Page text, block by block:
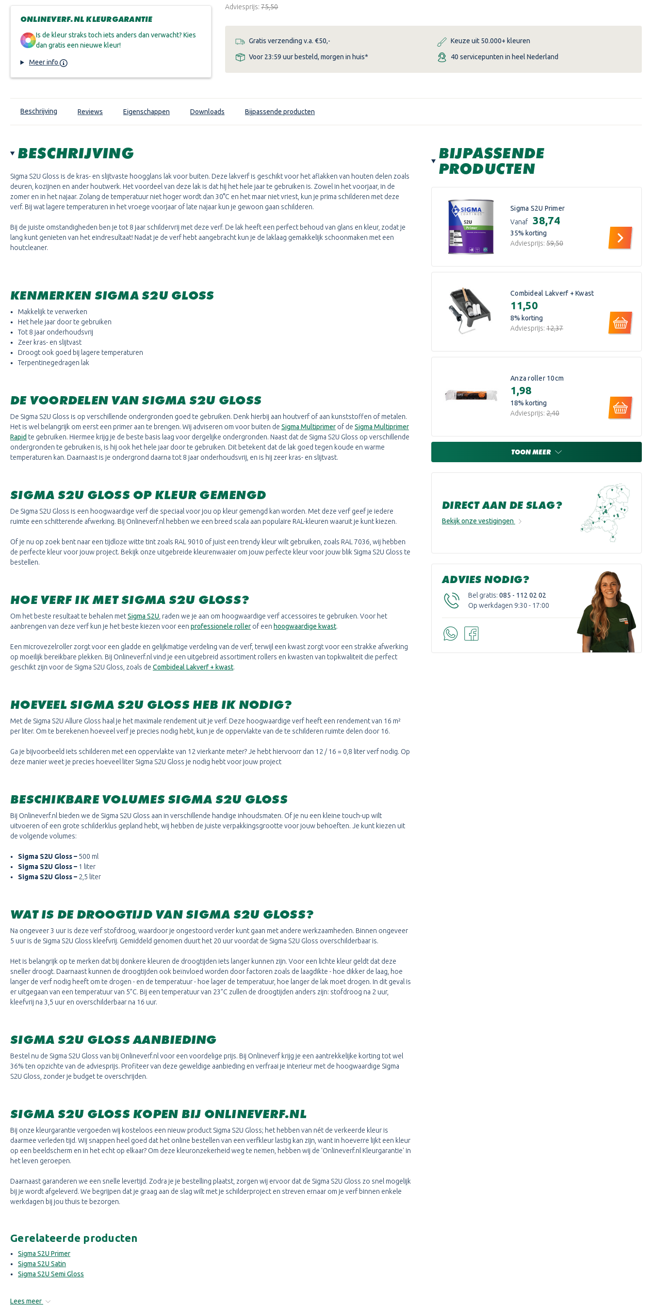
ONLINEVERF.NL KLEURGARANTIE
Is de kleur straks toch iets anders dan verwacht? Kies
dan gratis een nieuwe kleur!
Meer info
Adviesprijs:€75,50
Gratis verzending v.a. €50,-
Voor 23:59 uur besteld, morgen in huis*
Keuze uit 50.000+ kleuren
40 servicepunten in heel Nederland
Beschrijving Reviews Eigenschappen Downloads Bijpassende producten
BESCHRIJVING
Sigma S2U Gloss is de kras- en slijtvaste hoogglans lak voor buiten. Deze lakverf is geschikt voor het aflakken van houten delen zoals
deuren, kozijnen en ander houtwerk. Het voordeel van deze lak is dat hij het hele jaar te gebruiken is. Zowel in het voorjaar, in de
zomer en in het najaar. Zolang de temperatuur niet hoger wordt dan 30°C en het maar niet vriest, kun je prima schilderen met deze
verf. Bij wat lagere temperaturen in het vroege voorjaar of late najaar kun je gewoon gaan schilderen.
Bij de juiste omstandigheden ben je tot 8 jaar schildervrij met deze verf. De lak heeft een perfect behoud van glans en kleur, zodat je
lang kunt genieten van het eindresultaat! Nadat je de verf hebt aangebracht kun je de laklaag gemakkelijk schoonmaken met een
houtcleaner.
KENMERKEN SIGMA S2U GLOSS
Makkelijk te verwerken
Het hele jaar door te gebruiken
Tot 8 jaar onderhoudsvrij
Zeer kras- en slijtvast
Droogt ook goed bij lagere temperaturen
Terpentinegedragen lak
DE VOORDELEN VAN SIGMA S2U GLOSS
De Sigma S2U Gloss is op verschillende ondergronden goed te gebruiken. Denk hierbij aan houtverf of aan kunststoffen of metalen.
Het is wel belangrijk om eerst een primer aan te brengen. Wij adviseren om voor buiten de Sigma Multiprimer of de Sigma Multiprimer
Rapid te gebruiken. Hiermee krijg je de beste basis laag voor dergelijke ondergronden. Naast dat de Sigma S2U Gloss op verschillende
ondergronden te gebruiken is, is hij ook het hele jaar door te gebruiken. Dit betekent dat de lak goed tegen koude en warme
temperaturen kan. Daarnaast is je ondergrond daarna tot 8 jaar onderhoudsvrij, en is hij zeer kras- en slijtvast.
SIGMA S2U GLOSS OP KLEUR GEMENGD
De Sigma S2U Gloss is een hoogwaardige verf die speciaal voor jou op kleur gemengd kan worden. Met deze verf geef je iedere
ruimte een schitterende afwerking. Bij Onlineverf.nl hebben we een breed scala aan populaire RAL-kleuren waaruit je kunt kiezen.
Of je nu op zoek bent naar een tijdloze witte tint zoals RAL 9010 of juist een trendy kleur wilt gebruiken, zoals RAL 7036, wij hebben
de perfecte kleur voor jouw project. Bekijk onze uitgebreide kleurenwaaier om jouw perfecte kleur voor jouw blik Sigma S2U Gloss te
bestellen.
HOE VERF IK MET SIGMA S2U GLOSS?
Om het beste resultaat te behalen metSigma S2U , raden we je aan om hoogwaardige verf accessoires te gebruiken. Voor het
aanbrengen van deze verf kun je het beste kiezen voor een professionele roller of een hoogwaardige kwast.
Een microvezelroller zorgt voor een gladde en gelijkmatige verdeling van de verf, terwijl een kwast zorgt voor een strakke afwerking
op moeilijk bereikbare plekken. Bij Onlineverf.nl vind je een uitgebreid assortiment rollers en kwasten van topkwaliteit die perfect
geschikt zijn voor de Sigma S2U Gloss, zoals de Combideal Lakverf + kwast.
HOEVEEL SIGMA S2U GLOSS HEB IK NODIG?
Met de Sigma S2U Allure Gloss haal je het maximale rendement uit je verf. Deze hoogwaardige verf heeft een rendement van 16 m²
per liter. Om te berekenen hoeveel verf je precies nodig hebt, kun je de oppervlakte van de te schilderen ruimte delen door 16.
Ga je bijvoorbeeld iets schilderen met een oppervlakte van 12 vierkante meter? Je hebt hiervoorr dan 12 / 16 = 0,8 liter verf nodig. Op
deze manier weet je precies hoeveel liter Sigma S2U Gloss je nodig hebt voor jouw project
BESCHIKBARE VOLUMES SIGMA S2U GLOSS
Bij Onlineverf.nl bieden we de Sigma S2U Gloss aan in verschillende handige inhoudsmaten. Of je nu een kleine touch-up wilt
uitvoeren of een grote schilderklus gepland hebt, wij hebben de juiste verpakkingsgrootte voor jouw behoeften. Je kunt kiezen uit
de volgende volumes:
Sigma S2U Gloss– 500 ml
Sigma S2U Gloss– 1 liter
Sigma S2U Gloss– 2,5 liter
WAT IS DE DROOGTIJD VAN SIGMA S2U GLOSS?
Na ongeveer 3 uur is deze verf stofdroog, waardoor je ongestoord verder kunt gaan met andere werkzaamheden. Binnen ongeveer
5 uur is de Sigma S2U Gloss kleefvrij. Gemiddeld genomen duurt het 20 uur voordat de Sigma S2U Gloss overschilderbaar is.
Het is belangrijk op te merken dat bij donkere kleuren de droogtijden iets langer kunnen zijn. Voor een lichte kleur geldt dat deze
sneller droogt. Daarnaast kunnen de droogtijden ook beïnvloed worden door factoren zoals de laagdikte - hoe dikker de laag, hoe
langer de verf nodig heeft om te drogen - en de temperatuur - hoe lager de temperatuur, hoe langer de lak moet drogen. In dit geval is
er uitgegaan van een temperatuur van 5”C. Bij een temperatuur van 23”C zullen de droogtijden anders zijn: stofdroog na 2 uur,
kleefvrij na 3,5 uur en overschilderbaar na 16 uur.
SIGMA S2U GLOSS AANBIEDING
Bestel nu de Sigma S2U Gloss van bij Onlineverf.nl voor een voordelige prijs. Bij Onlineverf krijg je een aantrekkelijke korting tot wel
36% ten opzichte van de adviesprijs. Profiteer van deze geweldige aanbieding en verfraai je interieur met de hoogwaardige Sigma
S2U Gloss, zonder je budget te overschrijden.
SIGMA S2U GLOSS KOPEN BIJ ONLINEVERF.NL
Bij onze kleurgarantie vergoeden wij kosteloos een nieuw product Sigma S2U Gloss; het hebben van nét de verkeerde kleur is
daarmee verleden tijd. Wij snappen heel goed dat het online bestellen van een verfkleur lastig kan zijn, want in hoeverre lijkt een kleur
op een beeldscherm en in het echt op elkaar? Om deze kleuronzekerheid weg te nemen, hebben wij de 'Onlineverf.nl Kleurgarantie' in
het leven geroepen.
Daarnaast garanderen we een snelle levertijd. Zodra je je bestelling plaatst, zorgen wij ervoor dat de Sigma S2U Gloss zo snel mogelijk
bij je wordt afgeleverd. We begrijpen dat je graag aan de slag wilt met je schilderproject en streven ernaar om je verf binnen enkele
werkdagen bij jou thuis te bezorgen.
Gerelateerde producten
Sigma S2U Primer
Sigma S2U Satin
Sigma S2U Semi Gloss
Lees meer
BIJPASSENDE
PRODUCTEN
Sigma S2U Primer
Vanaf
€38,74
35% korting
Adviesprijs: €59,50
Combideal Lakverf + Kwast
€11,50
8% korting
Adviesprijs: €12,37
Anza roller 10cm
€1,98
18% korting
Adviesprijs: €2,40
TOON MEER
DIRECT AAN DE SLAG?
Bekijk onze vestigingen
ADVIES NODIG?
Bel gratis: 085 - 112 02 02
Op werkdagen 9:30 - 17:00